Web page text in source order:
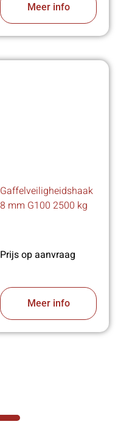
Meer info
Gaffelveiligheidshaak
8 mm G100 2500 kg
Prijs op aanvraag
Meer info